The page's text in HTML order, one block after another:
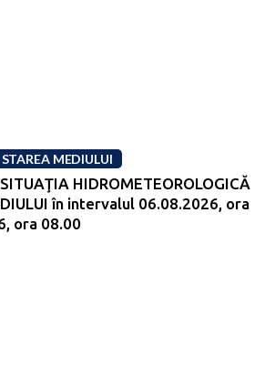
MEDIULUI
HIDROMETEOROLOGICĂ
în intervalul 06.08.2026, ora
ora 08.00